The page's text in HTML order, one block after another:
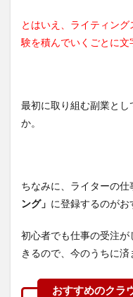
とはいえ、ライティン
験を積んでいくごとに文
最初に取り組む副業とし
か。
ちなみに、ライターの仕
ング」 に登録するのがお
初心者でも仕事の受注
きるので、今のうちに済